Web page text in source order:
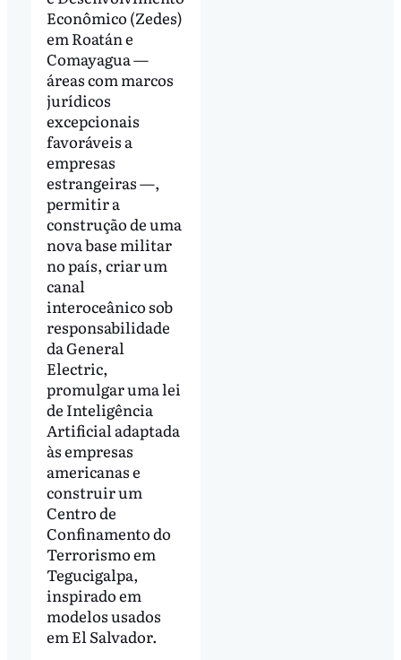
Econômico (Zedes)
em Roatán e
Comayagua —
áreas com marcos
jurídicos
excepcionais
favoráveis a
empresas
estrangeiras —,
permitir a
construção de uma
nova base militar
no país, criar um
canal
interoceânico sob
responsabilidade
da General
Electric,
promulgar uma lei
de Inteligência
Artificial adaptada
às empresas
americanas e
construir um
Centro de
Confinamento do
Terrorismo em
Tegucigalpa,
inspirado em
modelos usados
em El Salvador.